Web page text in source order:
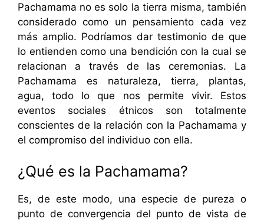
Pachamama no es solo la tierra misma, también
considerado como un pensamiento cada vez
más amplio. Podríamos dar testimonio de que
lo entienden como una bendición con la cual se
relacionan a través de las ceremonias. La
Pachamama es naturaleza, tierra, plantas,
agua, todo lo que nos permite vivir. Estos
eventos sociales étnicos son totalmente
conscientes de la relación con la Pachamama y
el compromiso del individuo con ella.
¿Qué es la Pachamama?
Es, de este modo, una especie de pureza o
punto de convergencia del punto de vista de